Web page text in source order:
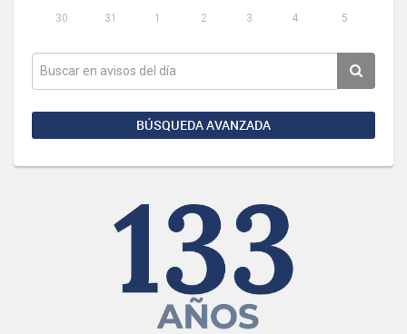
30
31 1 2 3 4 5
BÚSQUEDA AVANZADA